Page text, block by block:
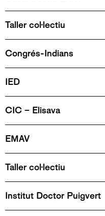
Taller col·lectiu
Congrés-Indians
IED
CIC – Elisava
EMAV
Taller col·lectiu
Institut Doctor Puigvert